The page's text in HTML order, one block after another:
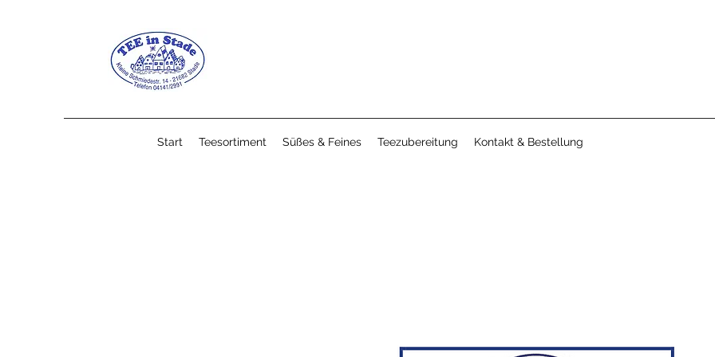
Start Teesortiment Süßes & Feines Teezubereitung Kontakt & Bestellung